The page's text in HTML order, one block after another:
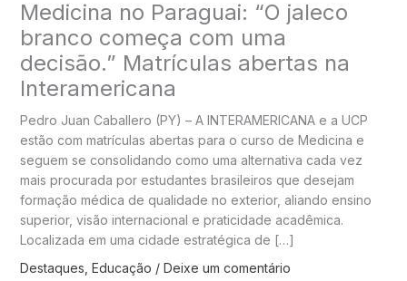
Medicina no Paraguai: “O jaleco
branco começa com uma
decisão.” Matrículas abertas na
Interamericana
Pedro Juan Caballero (PY) – A INTERAMERICANA e a UCP
estão com matrículas abertas para o curso de Medicina e
seguem se consolidando como uma alternativa cada vez
mais procurada por estudantes brasileiros que desejam
formação médica de qualidade no exterior, aliando ensino
superior, visão internacional e praticidade acadêmica.
Localizada em uma cidade estratégica de […]
Destaques Educação / Deixe um comentário